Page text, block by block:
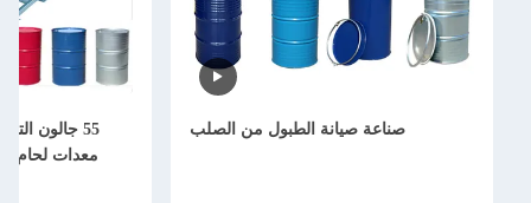
صناعة صيانة الطبول من الصلب
55 جالون
معدات لحام